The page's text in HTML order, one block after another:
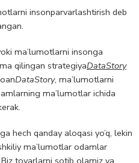
insonparvarlashtirish deb
ma’lumotlarni insonga
qilingan strategiyaDataStory
DataStory, ma’lumotlarni
ma’lumotlar ichida
hech qanday aloqasi yo’q, lekin
ma’lumotlar odamlar